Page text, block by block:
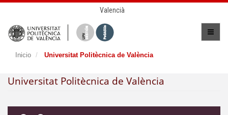
Valencià
Inicio Universitat Politècnica de València
Universitat Politècnica de València